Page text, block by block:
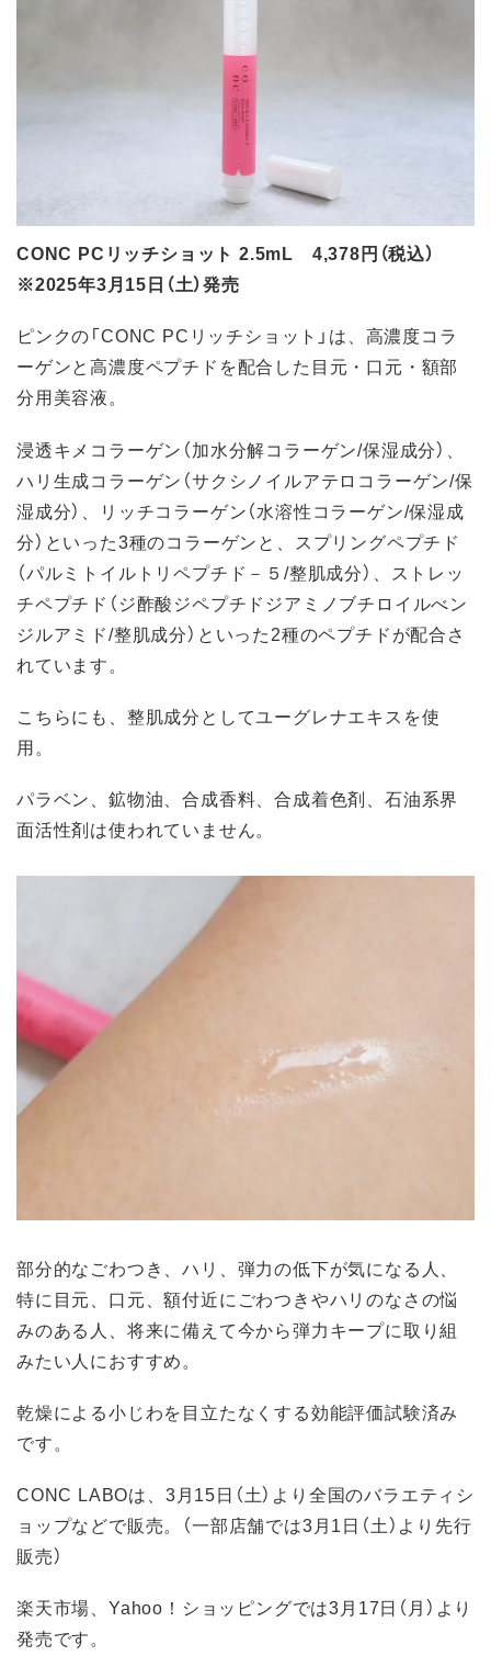
CONC PCリッチショット 2.5mL 4,378円（税込）
※2025年3月15日（土）発売
ピンクの「CONC PCリッチショット」は、高濃度コラ
ーゲンと高濃度ペプチドを配合した目元・口元・額部
分用美容液。
浸透キメコラーゲン（加水分解コラーゲン/保湿成分）、
ハリ生成コラーゲン（サクシノイルアテロコラーゲン/保
湿成分）、リッチコラーゲン（水溶性コラーゲン/保湿成
分）といった3種のコラーゲンと、スプリングペプチド
（パルミトイルトリペプチド－５/整肌成分）、ストレッ
チペプチド（ジ酢酸ジペプチドジアミノブチロイルべン
ジルアミド/整肌成分）といった2種のペプチドが配合さ
れています。
こちらにも、整肌成分としてユーグレナエキスを使
用。
パラベン、鉱物油、合成香料、合成着色剤、石油系界
面活性剤は使われていません。
部分的なごわつき、ハリ、弾力の低下が気になる人、
特に目元、口元、額付近にごわつきやハリのなさの悩
みのある人、将来に備えて今から弾力キープに取り組
みたい人におすすめ。
乾燥による小じわを目立たなくする効能評価試験済み
です。
CONC LABOは、3月15日（土）より全国のバラエティシ
ョップなどで販売。（一部店舗では3月1日（土）より先行
販売）
楽天市場、Yahoo！ショッピングでは3月17日（月）より
発売です。